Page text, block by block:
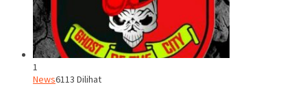
1
News6113 Dilihat